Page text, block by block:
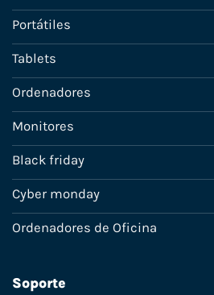
Portátiles
Tablets
Ordenadores
Monitores
Black friday
Cyber monday
Ordenadores de Oficina
Soporte